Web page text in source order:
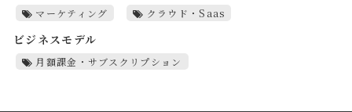
マーケティング クラウド・Saas
ビジネスモデル
月額課金・サブスクリプション